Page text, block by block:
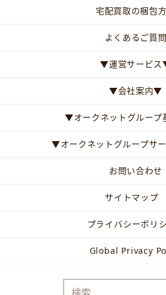
宅配買取の梱包
よくあるご質問
▼運営サービ
▼会社案内▼
▼オークネットグルー
▼オークネットグループサ
お問い合わせ
サイトマップ
プライバシーポリ
Global Privacy